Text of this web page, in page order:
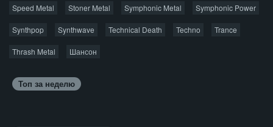
Speed Metal Stoner Metal Symphonic Metal Symphonic Power
Synthpop Synthwave Technical Death Techno Trance
Thrash Metal Шансон
Топ за неделю